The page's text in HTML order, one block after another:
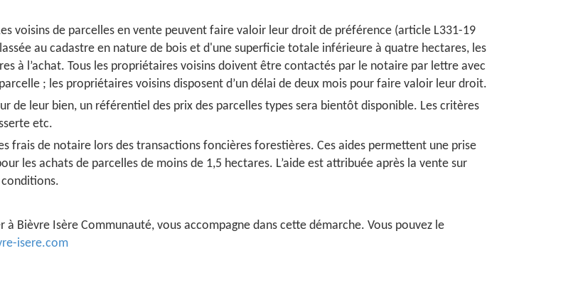
voisins de parcelles en vente peuvent faire valoir leur droit de préférence (article L331-19
au cadastre en nature de bois et d'une superficie totale inférieure à quatre hectares, les
à l’achat. Tous les propriétaires voisins doivent être contactés par le notaire par lettre avec
; les propriétaires voisins disposent d’un délai de deux mois pour faire valoir leur droit.
de leur bien, un référentiel des prix des parcelles types sera bientôt disponible. Les critères
etc.
frais de notaire lors des transactions foncières forestières. Ces aides permettent une prise
les achats de parcelles de moins de 1,5 hectares. L’aide est attribuée après la vente sur
Bièvre Isère Communauté, vous accompagne dans cette démarche. Vous pouvez le
isere.com